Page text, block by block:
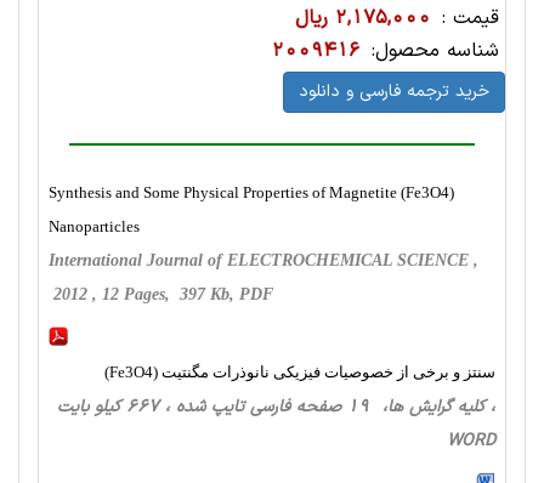
قیمت : 2,175,000 ریال
شناسه محصول: 2009416
خرید ترجمه فارسی و دانلود
Synthesis and Some Physical Properties of Magnetite (Fe3O4)
Nanoparticles
International Journal of ELECTROCHEMICAL SCIENCE ,
2012 , 12 Pages, 397 Kb, PDF
سنتز و برخی از خصوصیات فیزیکی نانوذرات مگنتیت (Fe3O4)
، کلیه گرایش ها، 19 صفحه فارسی تایپ شده ، 667 کیلو بایت
WORD